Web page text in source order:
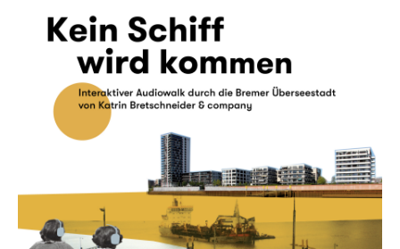
Schall und Rauch
Audiowalk